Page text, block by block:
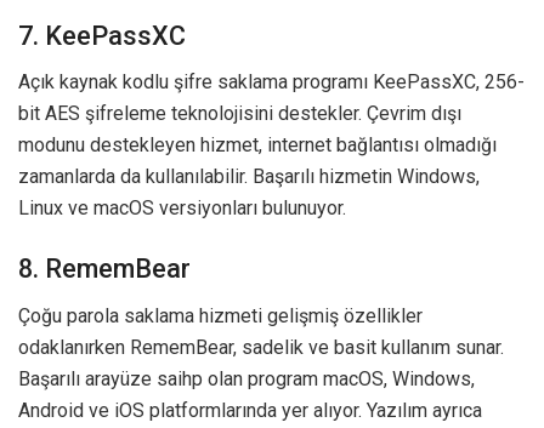
7. KeePassXC
Açık kaynak kodlu şifre saklama programı KeePassXC, 256-
bit AES şifreleme teknolojisini destekler. Çevrim dışı
modunu destekleyen hizmet, internet bağlantısı olmadığı
zamanlarda da kullanılabilir. Başarılı hizmetin Windows,
Linux ve macOS versiyonları bulunuyor.
8. RememBear
Çoğu parola saklama hizmeti gelişmiş özellikler
odaklanırken RememBear, sadelik ve basit kullanım sunar.
Başarılı arayüze saihp olan program macOS, Windows,
Android ve iOS platformlarında yer alıyor. Yazılım ayrıca